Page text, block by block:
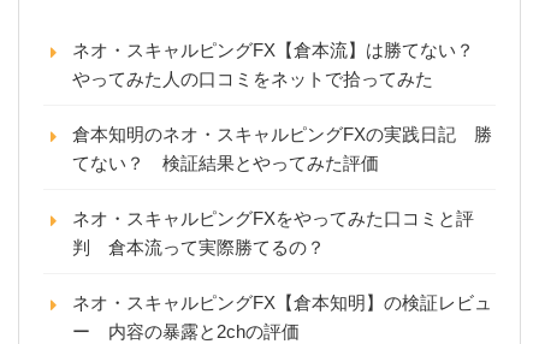
ネオ・スキャルピングFX【倉本流】は勝てない？
やってみた人の口コミをネットで拾ってみた
倉本知明のネオ・スキャルピングFXの実践日記 勝
てない？ 検証結果とやってみた評価
ネオ・スキャルピングFXをやってみた口コミと評
判 倉本流って実際勝てるの？
ネオ・スキャルピングFX【倉本知明】の検証レビュ
ー 内容の暴露と2chの評価